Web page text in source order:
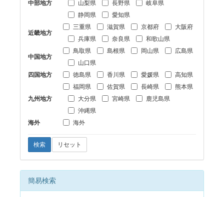
中部地方
山梨県
長野県
岐阜県
静岡県
愛知県
近畿地方
三重県 滋賀県 京都府
大阪府
兵庫県
奈良県 和歌山県
中国地方
鳥取県 島根県 岡山県
広島県
山口県
四国地方
徳島県 香川県 愛媛県 高知県
九州地方
福岡県 佐賀県 長崎県
熊本県
大分県
宮崎県
鹿児島県
沖縄県
海外
海外
検索 リセット
簡易検索